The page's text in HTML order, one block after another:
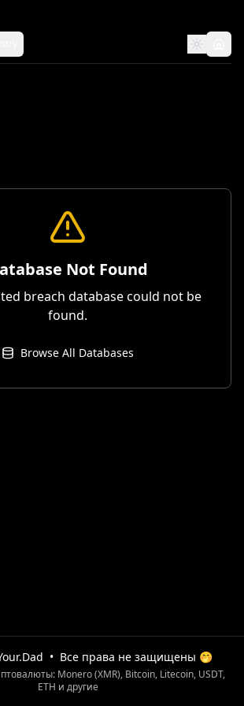
Not Found
breach database could not be
found.
Browse All Databases
• Все права не защищены 🤭
Monero (XMR), Bitcoin, Litecoin, USDT,
ETH и другие